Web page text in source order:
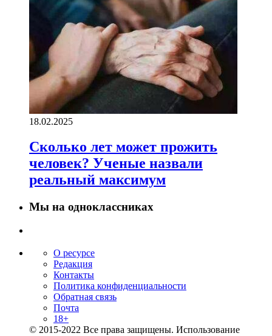
18.02.2025
Сколько лет может прожить
человек? Ученые назвали
реальный максимум
Мы на одноклассниках
О ресурсе
Редакция
Контакты
Политика конфиденциальности
Обратная связь
Почта
18+
© 2015-2022 Все права защищены. Использование